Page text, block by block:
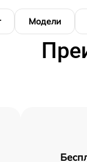
Модели